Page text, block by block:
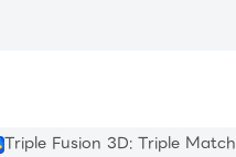
Triple Fusion 3D: Triple Match